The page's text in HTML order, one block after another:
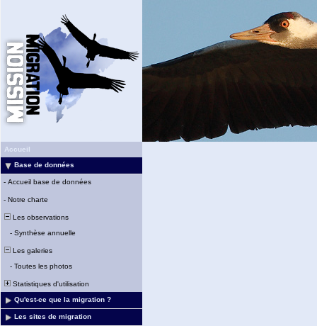
Accueil
Base de données
- Accueil base de données
- Notre charte
Les observations
- Synthèse annuelle
Les galeries
- Toutes les photos
Statistiques d'utilisation
Qu'est-ce que la migration ?
Les sites de migration